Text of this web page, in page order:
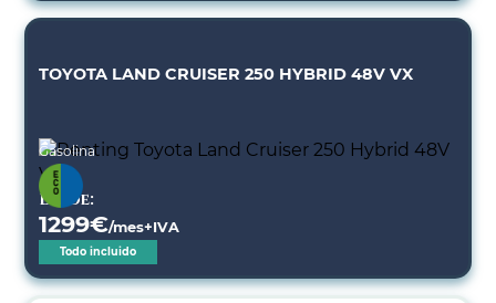
TOYOTA LAND CRUISER 250 HYBRID 48V VX
Gasolina
Desde:
1299€/mes+IVA
Todo incluido